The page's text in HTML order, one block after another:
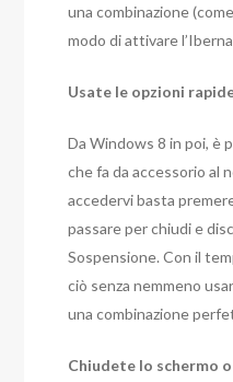
una combinazione
modo di attivare
Usate le opzioni
Da Windows 8 in poi, è
che fa da accessorio al
accedervi basta
passare per chiudi e
Sospensione. Con il
ciò senza nemmeno
una combinazione
Chiudete lo schermo